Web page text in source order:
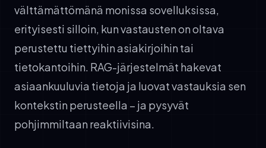
välttämättömänä monissa sovelluksissa,
erityisesti silloin, kun vastausten on oltava
perustettu tiettyihin asiakirjoihin tai
tietokantoihin. RAG-järjestelmät hakevat
asiaankuuluvia tietoja ja luovat vastauksia sen
kontekstin perusteella – ja pysyvät
pohjimmiltaan reaktiivisina.